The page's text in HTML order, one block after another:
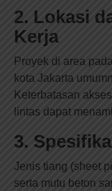
2. Lokasi
Kerja
Proyek di area
kota Jakarta
Keterbatasan
lintas dapat
3.
Jenis tiang (sheet
serta mutu beton